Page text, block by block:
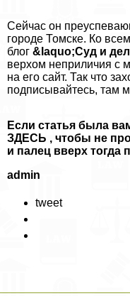
Сейчас он
городе Томске. Ко
блог &laquo;Суд и
верхом неприличия с
на его сайт. Так что
подписывайтесь, там
Если статья была
ЗДЕСЬ , чтобы не
и палец вверх тогда
admin
tweet